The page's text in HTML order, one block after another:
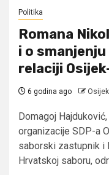
Politika
Romana
i o
relaciji
6 godina ago
Domagoj
organizacije SDP-a
saborski zastupnik i
Hrvatskoj saboru,